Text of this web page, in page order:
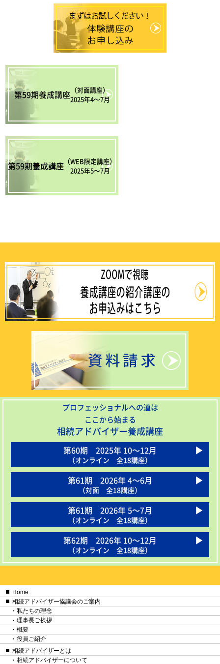
第59期養成講座 （対面講座）
2025年4〜7月
第59期養成講座 （WEB限定講座）
2025年5〜7月
プロフェッショナルへの道は
ここから始まる
相続アドバイザー養成講座
第60期 2025年 10〜12月
（オンライン 全18講座）
第61期 2026年 4〜6月
（対面 全18講座）
第61期 2026年 5〜7月
（オンライン 全18講座）
第62期 2026年 10〜12月
（オンライン 全18講座）
Home
相続アドバイザー協議会のご案内
私たちの理念
理事長ご挨拶
概要
役員ご紹介
相続アドバイザーとは
相続アドバイザーについて